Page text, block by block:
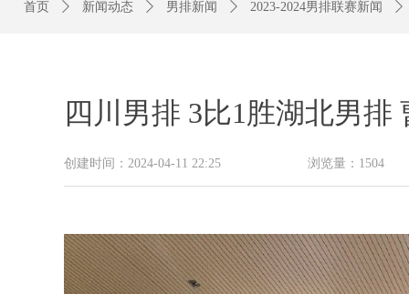
四川男排 3比1胜湖北男
创建时间： 2024-04-11 22:25 浏览量： 1504
首页 ꄲ 新闻动态 ꄲ 男排新闻 ꄲ 2023-2024男排联赛新闻 ꄲ